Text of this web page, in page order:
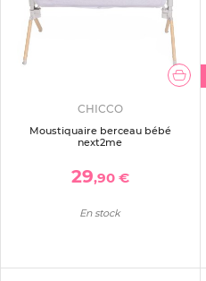
CHICCO
Moustiquaire berceau bébé
next2me
29,90 €
En stock